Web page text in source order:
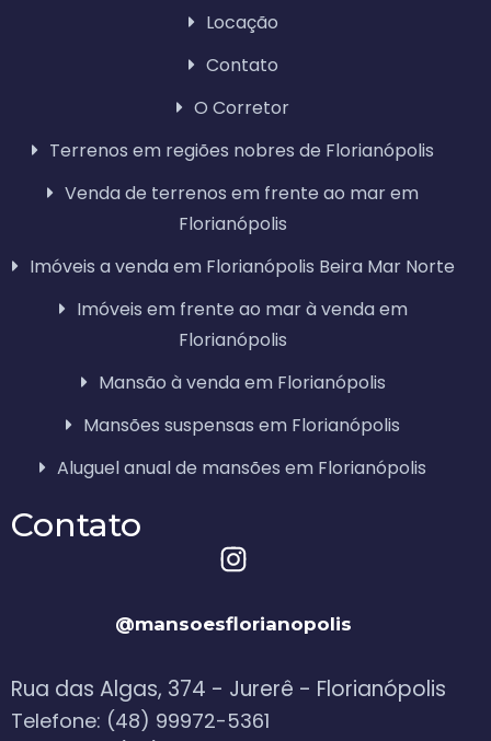
Locação
Contato
O Corretor
Terrenos em regiões nobres de Florianópolis
Venda de terrenos em frente ao mar em
Florianópolis
Imóveis a venda em Florianópolis Beira Mar Norte
Imóveis em frente ao mar à venda em
Florianópolis
Mansão à venda em Florianópolis
Mansões suspensas em Florianópolis
Aluguel anual de mansões em Florianópolis
Contato
@mansoesflorianopolis
Rua das Algas, 374 - Jurerê - Florianópolis
Telefone: (48) 99972-5361